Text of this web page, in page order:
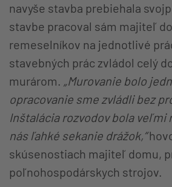
navyše stavba prebiehala
stavbe pracoval sám majiteľ
remeselníkov na jednotlivé
stavebných prác zvládol celý
murárom. „Murovanie bolo
opracovanie sme zvládli bez
Inštalácia rozvodov bola veľmi
nás ľahké sekanie drážok,“
skúsenostiach majiteľ domu,
poľnohospodárskych strojov.